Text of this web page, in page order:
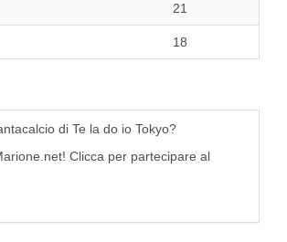
21
18
di Te la do io Tokyo?
Clicca per partecipare al